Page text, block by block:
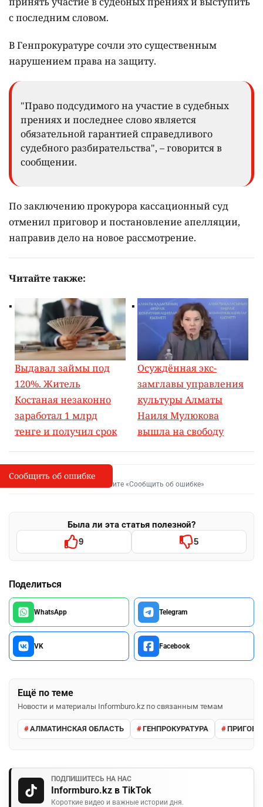
с последним словом.
В Генпрокуратуре сочли это существенным
нарушением права на защиту.
"Право подсудимого на участие в судебных
прениях и последнее слово является
обязательной гарантией справедливого
судебного разбирательства", – говорится в
сообщении.
По заключению прокурора кассационный суд
отменил приговор и постановление апелляции,
направив дело на новое рассмотрение.
Читайте также:
Выдавал займы под
120%. Житель
Костаная незаконно
заработал 1 млрд
тенге и получил срок
Осуждённая экс-
замглавы управления
культуры Алматы
Наиля Мулюкова
вышла на свободу
I
Сообщить об опечатке
Выделите фрагмент и нажмите «Сообщить об ошибке»
Была ли эта статья полезной?
9 5
Поделиться
WhatsApp Telegram
VK Facebook
Ещё по теме
Новости и материалы Informburo.kz по связанным темам
АЛМАТИНСКАЯ ОБЛАСТЬ ГЕНПРОКУРАТУРА
ПОДПИШИТЕСЬ НА НАС
Informburo.kz в TikTok
Короткие видео и важные истории дня.
Сообщить об ошибке